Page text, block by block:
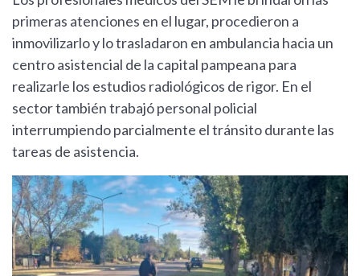
primeras atenciones en el lugar, procedieron a
inmovilizarlo y lo trasladaron en ambulancia hacia un
centro asistencial de la capital pampeana para
realizarle los estudios radiológicos de rigor. En el
sector también trabajó personal policial
interrumpiendo parcialmente el tránsito durante las
tareas de asistencia.